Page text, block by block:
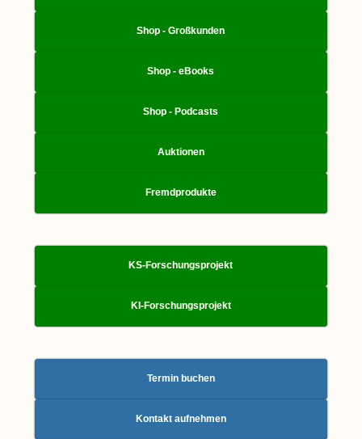
Shop - Großkunden
Shop - eBooks
Shop - Podcasts
Auktionen
Fremdprodukte
KS-Forschungsprojekt
KI-Forschungsprojekt
Termin buchen
Kontakt aufnehmen